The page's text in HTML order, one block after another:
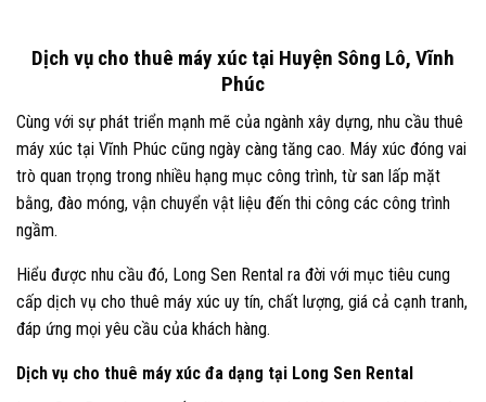
Dịch vụ cho thuê máy xúc tại Huyện Sông Lô, Vĩnh
Phúc
Cùng với sự phát triển mạnh mẽ của ngành xây dựng, nhu cầu thuê
máy xúc tại Vĩnh Phúc cũng ngày càng tăng cao. Máy xúc đóng vai
trò quan trọng trong nhiều hạng mục công trình, từ san lấp mặt
bằng, đào móng, vận chuyển vật liệu đến thi công các công trình
ngầm.
Hiểu được nhu cầu đó, Long Sen Rental ra đời với mục tiêu cung
cấp dịch vụ cho thuê máy xúc uy tín, chất lượng, giá cả cạnh tranh,
đáp ứng mọi yêu cầu của khách hàng.
Dịch vụ cho thuê máy xúc đa dạng tại Long Sen Rental